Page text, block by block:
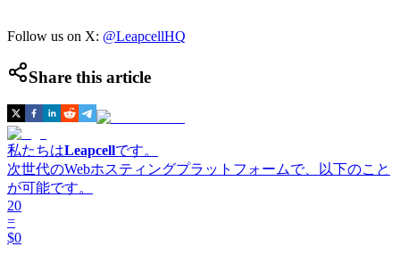
Follow us on X: @LeapcellHQ
Share this article
私たちはLeapcellです。
次世代のWebホスティングプラットフォームで、以下のこと
が可能です。
20
=
$0